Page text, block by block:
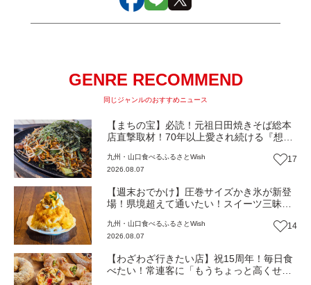
GENRE RECOMMEND
同じジャンルのおすすめニュース
【まちの宝】必読！元祖日田焼きそば総本
店直撃取材！70年以上愛され続ける『想夫
（大分・日田市）【まち歩き】
九州・山口食べる ふるさとWish
2026.08.07
17
【週末おでかけ】圧巻サイズかき氷が新登
場！県境超えて通いたい！スイーツ三昧の
（大分・日田市）【まち歩き】
九州・山口食べる ふるさとWish
2026.08.07
14
【わざわざ行きたい店】祝15周年！毎日食
べたい！常連客に「もうちょっと高くせん